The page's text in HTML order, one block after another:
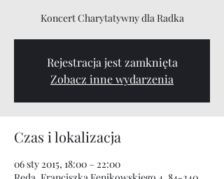
Koncert Charytatywny dla Radka
Rejestracja jest zamknięta
Zobacz inne wydarzenia
Czas i lokalizacja
06 sty 2015, 18:00 – 22:00